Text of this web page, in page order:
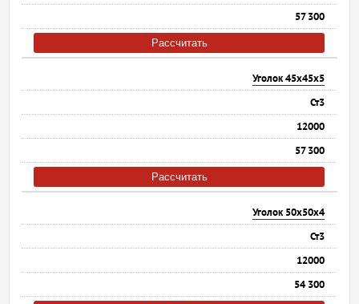
57 300
Рассчитать
Уголок 45х45х5
Ст3
12000
57 300
Рассчитать
Уголок 50х50х4
Ст3
12000
54 300